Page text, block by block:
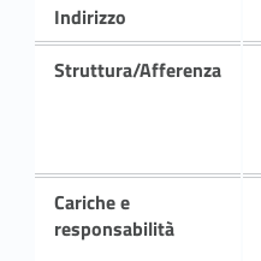
Indirizzo
Struttura/Afferenza
Cariche e
responsabilità